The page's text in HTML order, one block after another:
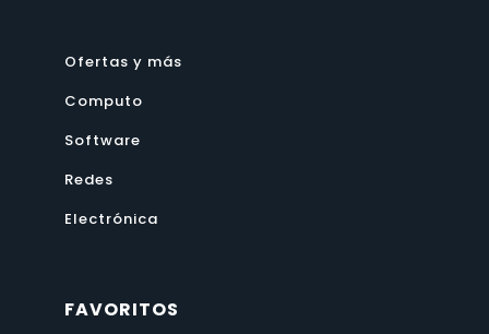
Ofertas y más
Computo
Software
Redes
Electrónica
FAVORITOS